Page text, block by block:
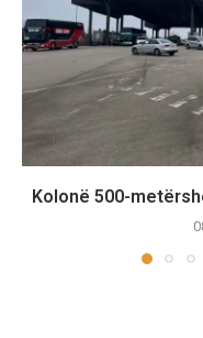
Kolonë 500-